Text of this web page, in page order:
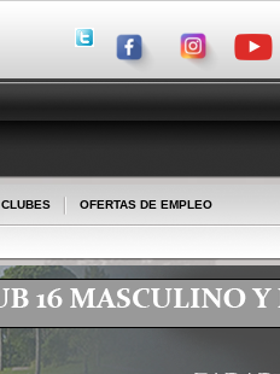
CLUBES OFERTAS DE EMPLEO